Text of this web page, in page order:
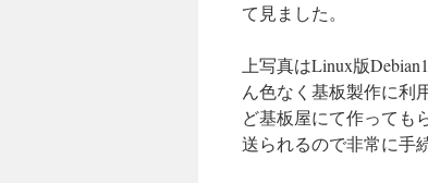
て見ました。
上写真はLinux版
ん色なく基板製作に利
ど基板屋にて作っても
送られるので非常に手